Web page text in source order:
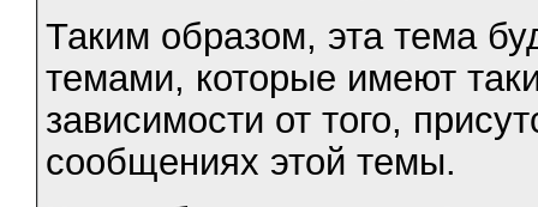
Таким образом, эта тема
темами, которые имеют
зависимости от того,
сообщениях этой темы.